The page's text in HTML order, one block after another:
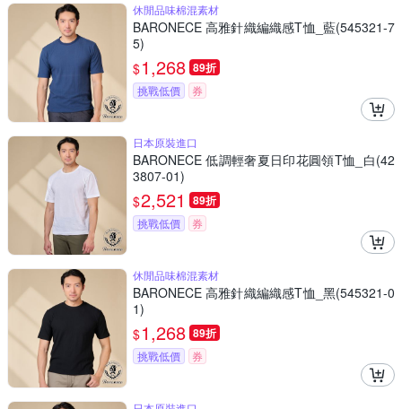
休閒品味棉混素材
BARONECE 高雅針織編織感T恤_藍(545321-7
5)
$1,268 89折
挑戰低價 券
日本原裝進口
BARONECE 低調輕奢夏日印花圓領T恤_白(42
3807-01)
$2,521 89折
挑戰低價 券
休閒品味棉混素材
BARONECE 高雅針織編織感T恤_黑(545321-0
1)
$1,268 89折
挑戰低價 券